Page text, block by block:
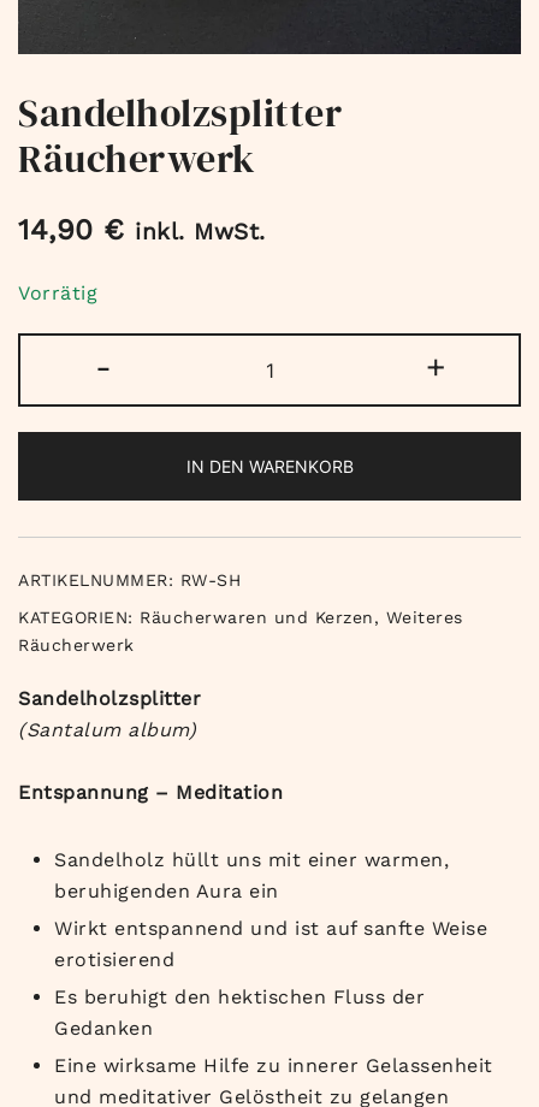
Sandelholzsplitter
Räucherwerk
14,90 € inkl. MwSt.
Vorrätig
-
Räucherwerk
Menge
+
IN DEN WARENKORB
ARTIKELNUMMER: RW-SH
KATEGORIEN: Räucherwaren und Kerzen, Weiteres
Räucherwerk
Sandelholzsplitter
(Santalum album)
Entspannung – Meditation
Sandelholz hüllt uns mit einer warmen,
beruhigenden Aura ein
Wirkt entspannend und ist auf sanfte Weise
erotisierend
Es beruhigt den hektischen Fluss der
Gedanken
Eine wirksame Hilfe zu innerer Gelassenheit
und meditativer Gelöstheit zu gelangen